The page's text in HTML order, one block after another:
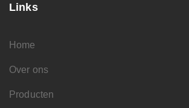
Links
Home
Over ons
Producten